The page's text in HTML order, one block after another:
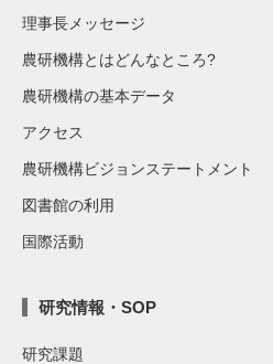
理事長メッセージ
農研機構とはどんなところ?
農研機構の基本データ
アクセス
農研機構ビジョンステートメント
図書館の利用
国際活動
研究情報・SOP
研究課題